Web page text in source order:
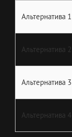
Альтернатива 1
Альтернатива 2
Альтернатива 3
Альтернатива 4